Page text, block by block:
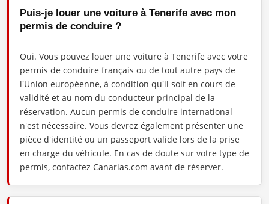
Puis-je louer une voiture à Tenerife avec mon
permis de conduire ?
Oui. Vous pouvez louer une voiture à Tenerife avec votre
permis de conduire français ou de tout autre pays de
l'Union européenne, à condition qu'il soit en cours de
validité et au nom du conducteur principal de la
réservation. Aucun permis de conduire international
n'est nécessaire. Vous devrez également présenter une
pièce d'identité ou un passeport valide lors de la prise
en charge du véhicule. En cas de doute sur votre type de
permis, contactez Canarias.com avant de réserver.